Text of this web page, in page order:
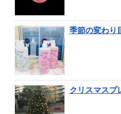
季節の変わり
クリスマスプ